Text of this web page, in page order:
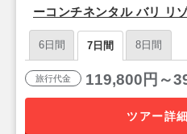
ーコンチネンタル バリ リ
ラウンジガーデンビュー】
古屋発＞バリ島7日間
6日間 7日間 8日間
旅行代金 119,800円～
ツアー詳